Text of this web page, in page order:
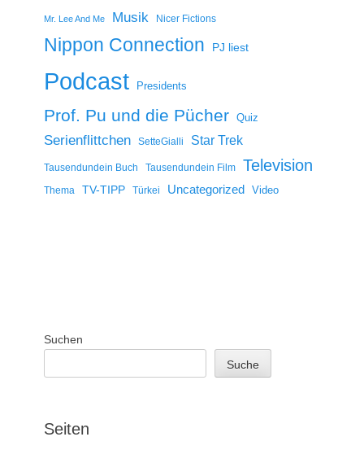
Mr. Lee And Me Musik Nicer Fictions
Nippon Connection PJ liest
Podcast Presidents
Prof. Pu und die Pücher Quiz
Serienflittchen SetteGialli Star Trek
Tausendundein Buch Tausendundein Film Television
Thema TV-TIPP Türkei Uncategorized Video
Suchen
Suche
Seiten